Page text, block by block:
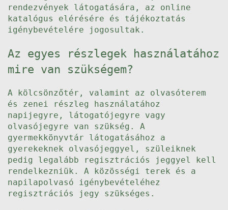
rendezvények látogatására, az online
katalógus elérésére és tájékoztatás
igénybevételére jogosultak.
Az egyes részlegek használatához
mire van szükségem?
A kölcsönzőtér, valamint az olvasóterem
és zenei részleg használatához
napijegyre, látogatójegyre vagy
olvasójegyre van szükség. A
gyermekkönyvtár látogatásához a
gyerekeknek olvasójeggyel, szüleiknek
pedig legalább regisztrációs jeggyel kell
rendelkezniük. A közösségi terek és a
napilapolvasó igénybevételéhez
regisztrációs jegy szükséges.